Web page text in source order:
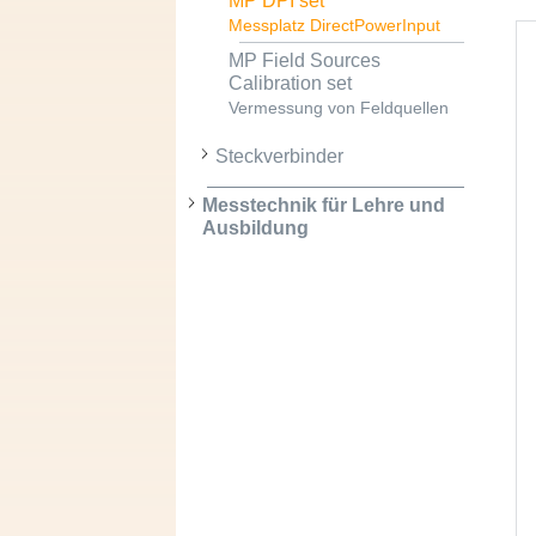
Messplatz DirectPowerInput
MP Field Sources
Calibration set
Vermessung von Feldquellen
Steckverbinder
Messtechnik für Lehre und
Ausbildung